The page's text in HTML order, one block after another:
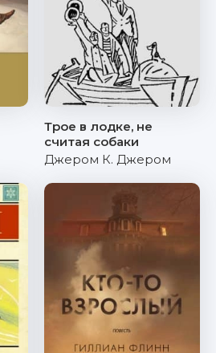
Трое в лодке, не
считая собаки
Джером К. Джером